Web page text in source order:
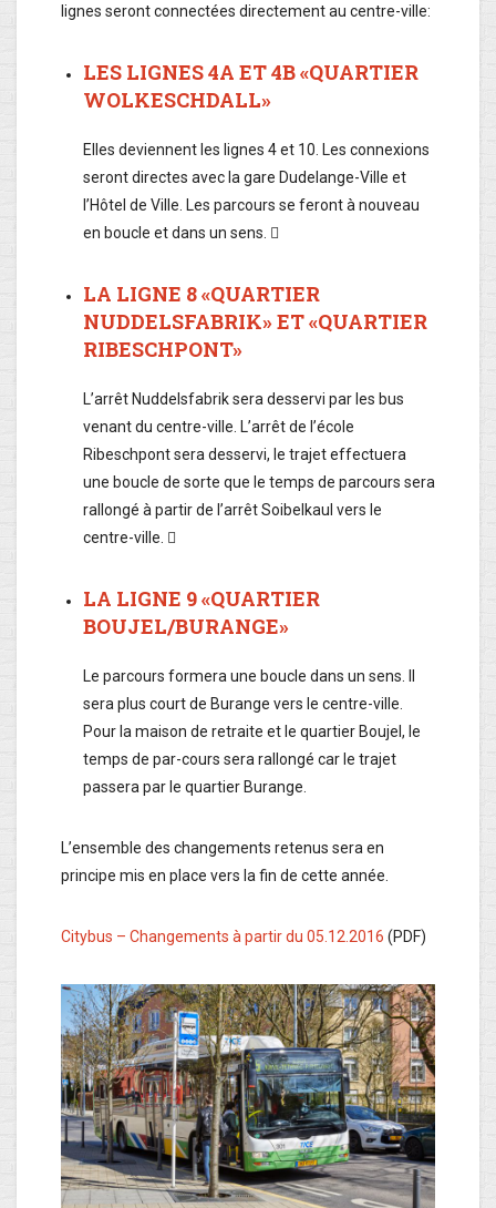
lignes seront connectées directement au centre-ville:
LES LIGNES 4A ET 4B «QUARTIER
WOLKESCHDALL»
Elles deviennent les lignes 4 et 10. Les connexions
seront directes avec la gare Dudelange-Ville et
l’Hôtel de Ville. Les parcours se feront à nouveau
en boucle et dans un sens. 
LA LIGNE 8 «QUARTIER
NUDDELSFABRIK» ET «QUARTIER
RIBESCHPONT»
L’arrêt Nuddelsfabrik sera desservi par les bus
venant du centre-ville. L’arrêt de l’école
Ribeschpont sera desservi, le trajet effectuera
une boucle de sorte que le temps de parcours sera
rallongé à partir de l’arrêt Soibelkaul vers le
centre-ville. 
LA LIGNE 9 «QUARTIER
BOUJEL/BURANGE»
Le parcours formera une boucle dans un sens. Il
sera plus court de Burange vers le centre-ville.
Pour la maison de retraite et le quartier Boujel, le
temps de par-cours sera rallongé car le trajet
passera par le quartier Burange.
L’ensemble des changements retenus sera en
principe mis en place vers la fin de cette année.
Citybus – Changements à partir du 05.12.2016 (PDF)